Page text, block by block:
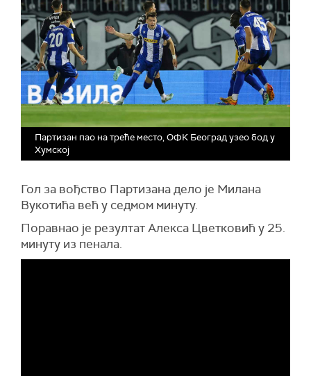
Партизан пао на треће место, ОФК Београд узео бод у
Хумској
Гол за вођство Партизана дело је Милана
Вукотића већ у седмом минуту.
Поравнао је резултат Алекса Цветковић у 25.
минуту из пенала.